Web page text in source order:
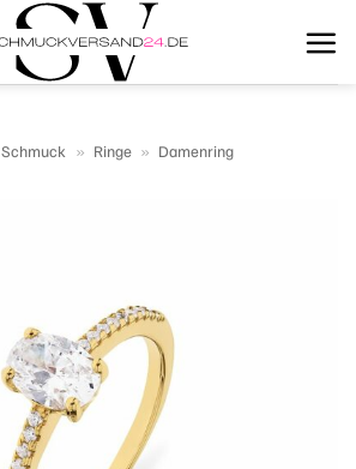
Schmuck » Ringe » Damenring